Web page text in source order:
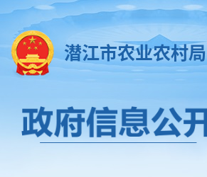
潜江市农业农村局